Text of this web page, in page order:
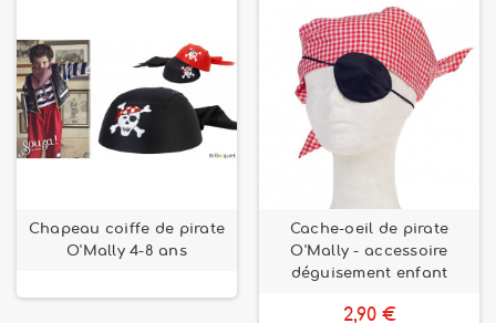
Chapeau coiffe de pirate
O'Mally 4-8 ans
Cache-oeil de pirate
O'Mally - accessoire
déguisement enfant
2,90 €